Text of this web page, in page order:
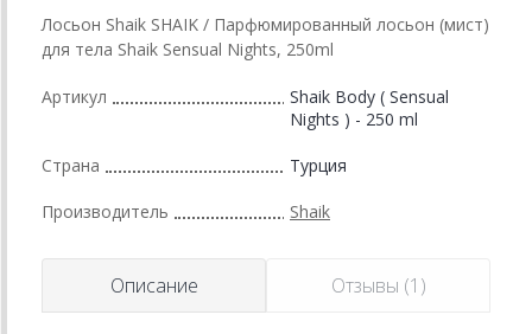
Лосьон Shaik SHAIK / Парфюмированный лосьон (мист)
для тела Shaik Sensual Nights, 250ml
Артикул
Shaik Body ( Sensual
Nights ) - 250 ml
Страна Турция
Производитель Shaik
Описание Отзывы (1)